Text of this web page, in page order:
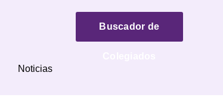
Buscador de
Noticias